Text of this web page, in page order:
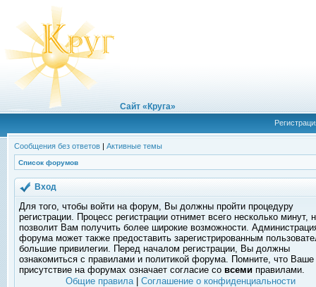
Сайт «Круга»
Сообщения без ответов | Активные темы
Список форумов
Вход
Для того, чтобы войти на форум, Вы должны пройти процедуру
регистрации. Процесс регистрации отнимет всего несколько минут,
позволит Вам получить более широкие возможности.
форума может также предоставить зарегистрированным
большие привилегии. Перед началом регистрации, Вы должны
ознакомиться с правилами и политикой форума. Помните, что Ваше
присутствие на форумах означает согласие со всеми правилами.
Общие правила| Соглашение о конфиденциальности